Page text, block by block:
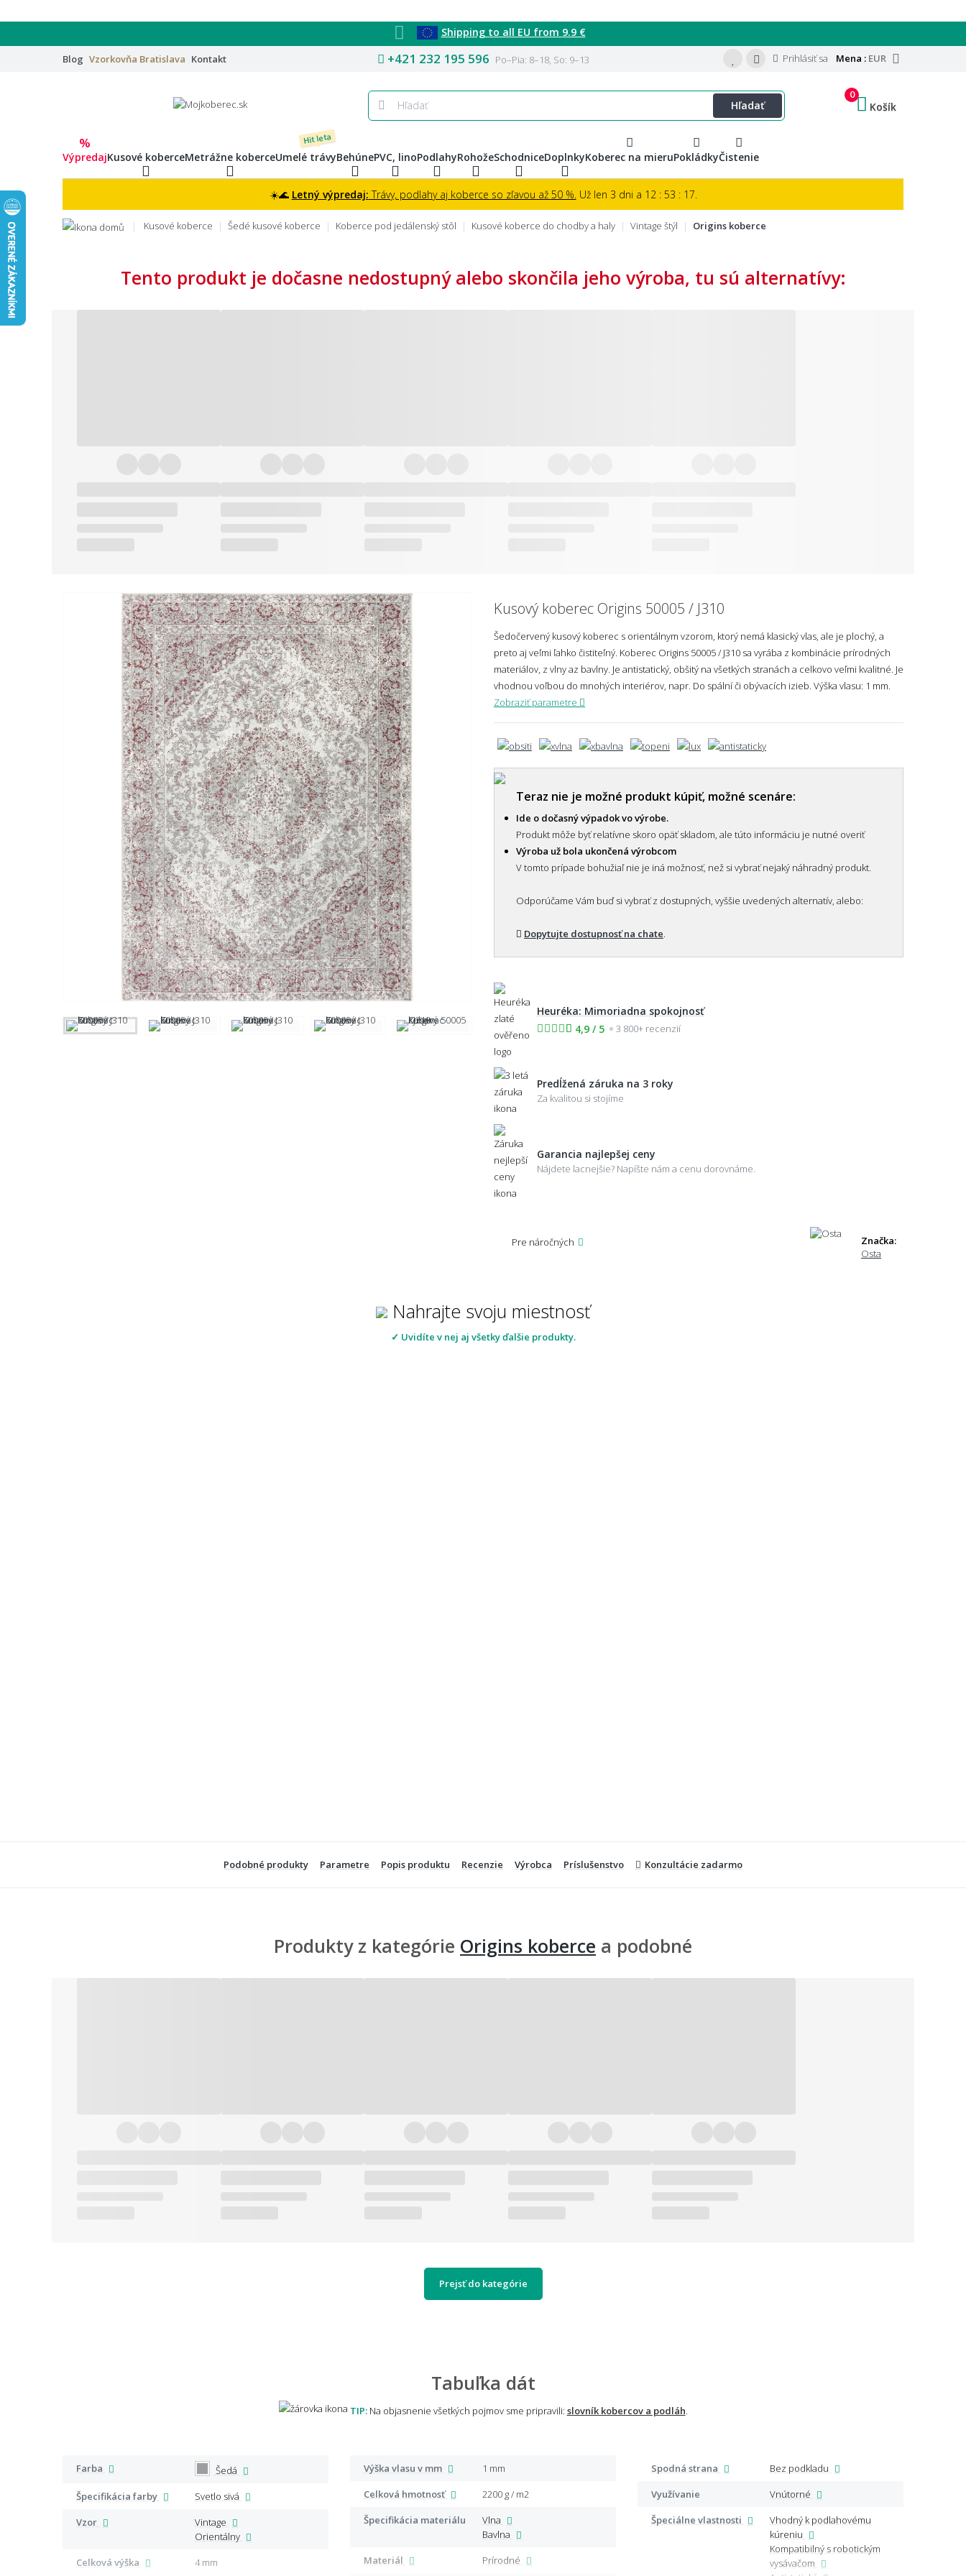
Shipping to all EU from 9.9 €
Blog Vzorkovňa Bratislava Kontakt +421 232 195 596 Po–Pia: 8–18, So: 9–13 Mena : EUR
Prihlásiť sa
Hľadať
0
Košík
%
VýpredajKusové koberceMetrážne koberce
Hit leta
Umelé trávyBehúnePVC, linoPodlahyRohožeSchodniceDoplnkyKoberec na mieruPokládkyČistenie
☀️🌊 Letný výpredaj: Trávy, podlahy aj koberce so zľavou až 50 %. Už len 3 dni a 12 : 53 : 15.
Kusové koberce Šedé kusové koberce Koberce pod jedálenský stôl Kusové koberce do chodby a haly Vintage štýl Origins koberce
Tento produkt je dočasne nedostupný alebo skončila jeho výroba, tu sú alternatívy:
Kusový koberec Origins 50005 / J310
Šedočervený kusový koberec s orientálnym vzorom, ktorý nemá klasický vlas, ale je plochý, a
preto aj veľmi ľahko čistiteľný. Koberec Origins 50005 / J310 sa vyrába z kombinácie prírodných
materiálov, z vlny az bavlny. Je antistatický, obšitý na všetkých stranách a celkovo veľmi kvalitné. Je
vhodnou voľbou do mnohých interiérov, napr. Do spální či obývacích izieb. Výška vlasu: 1 mm.
Zobraziť parametre
Teraz nie je možné produkt kúpiť, možné scenáre:
Ide o dočasný výpadok vo výrobe.
Produkt môže byť relatívne skoro opäť skladom, ale túto informáciu je nutné overiť
Výroba už bola ukončená výrobcom
V tomto prípade bohužiaľ nie je iná možnosť, než si vybrať nejaký náhradný produkt.
Odporúčame Vám buď si vybrať z dostupných, vyššie uvedených alternatív, alebo:
Dopytujte dostupnosť na chate
Heuréka: Mimoriadna spokojnosť
4,9 / 5
3 800+ recenzií
Predĺžená záruka na 3 roky
Za kvalitou si stojíme
Garancia najlepšej ceny
Nájdete lacnejšie? Napíšte nám a cenu dorovnáme.
Pre náročných
Značka:
Osta
Nahrajte svoju miestnosť
✓ Uvidíte v nej aj všetky ďalšie produkty.
Podobné produkty Parametre Popis produktu Recenzie Výrobca Príslušenstvo Konzultácie zadarmo
Produkty z kategórie Origins koberce a podobné
Prejsť do kategórie
Tabuľka dát
TIP:Na objasnenie všetkých pojmov sme pripravili: slovník kobercov a podláh
Farba
Šedá
Špecifikácia farby
Svetlo sivá
Vzor
Vintage
Orientálny
Celková výška
4 mm
Výška vlasu v mm
1 mm
Celková hmotnosť
2200 g / m2
Špecifikácia materiálu
Vlna
Bavlna
Materiál
Prírodné
Spodná strana
Bez podkladu
Využívanie
Vnútorné
Špeciálne vlastnosti
Vhodný k podlahovému
kúreniu
Kompatibilný s robotickým
vysávačom